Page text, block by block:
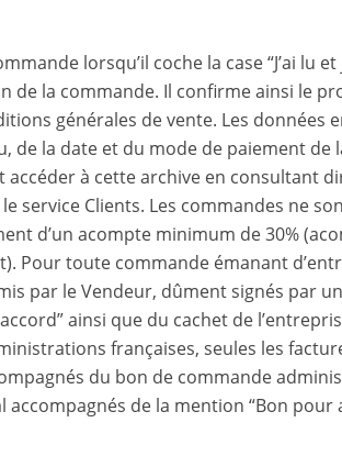
lorsqu’il coche la case “J’ai lu et
de la commande. Il confirme ainsi le
générales de vente. Les données
de la date et du mode de paiement de
accéder à cette archive en consultant
service Clients. Les commandes ne
d’un acompte minimum de 30%
Pour toute commande émanant
par le Vendeur, dûment signés par un
ainsi que du cachet de
françaises, seules les
du bon de commande
de la mention “Bon pour